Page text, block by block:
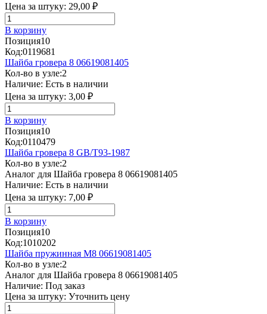
Цена за штуку: 29,00 ₽
В корзину
Позиция10
Код:0119681
Шайба гровера 8 06619081405
Кол-во в узле:2
Наличие: Есть в наличии
Цена за штуку: 3,00 ₽
В корзину
Позиция10
Код:0110479
Шайба гровера 8 GB/T93-1987
Кол-во в узле:2
Аналог для Шайба гровера 8 06619081405
Наличие: Есть в наличии
Цена за штуку: 7,00 ₽
В корзину
Позиция10
Код:1010202
Шайба пружинная М8 06619081405
Кол-во в узле:2
Аналог для Шайба гровера 8 06619081405
Наличие: Под заказ
Цена за штуку: Уточнить цену